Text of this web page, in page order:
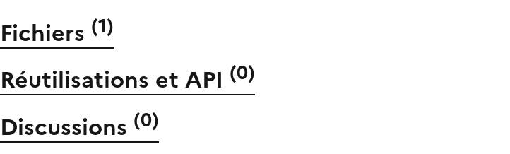
Fichiers (1)
Réutilisations et API (0)
Discussions (0)